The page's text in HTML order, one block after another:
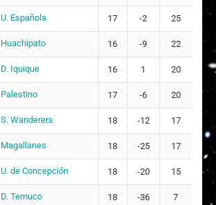
U. Española 17 -2 25
Huachipato 16 -9 22
D. Iquique 16 1 20
Palestino 17 -6 20
S. Wanderers 18 -12 17
Magallanes 18 -25 17
U. de Concepción 18 -20 15
D. Temuco 18 -36 7